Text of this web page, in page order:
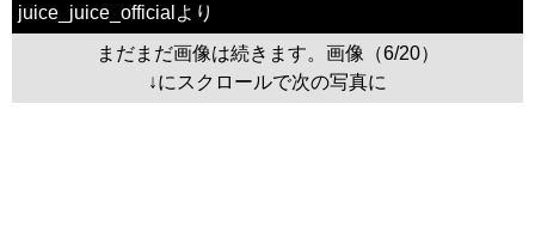
juice_juice_officialより
まだまだ画像は続きます。画像（6/20）
↓にスクロールで次の写真に